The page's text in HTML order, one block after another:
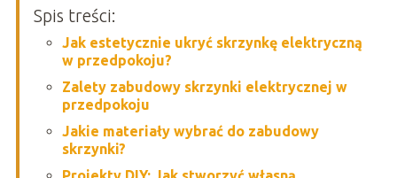
Spis treści:
Jak estetycznie ukryć skrzynkę elektryczną
w przedpokoju?
Zalety zabudowy skrzynki elektrycznej w
przedpokoju
Jakie materiały wybrać do zabudowy
skrzynki?